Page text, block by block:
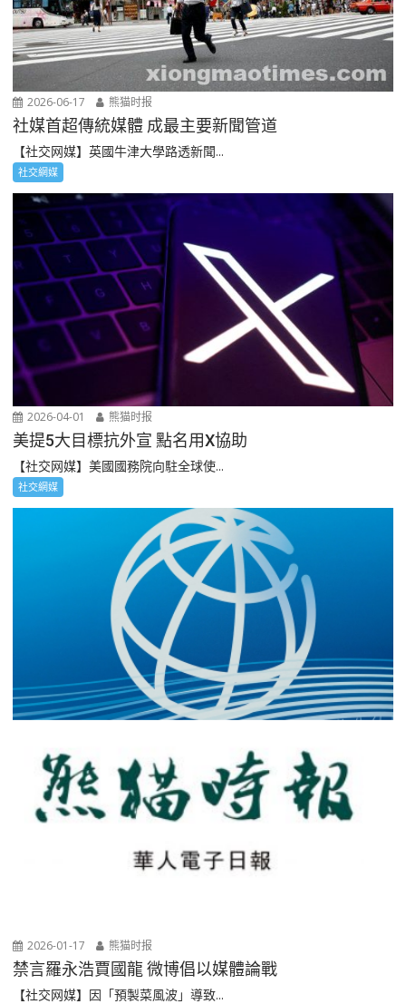
2026-06-17 熊猫时报
社媒首超傳統媒體 成最主要新聞管道
【社交网媒】英國牛津大學路透新聞...
社交網媒
2026-04-01 熊猫时报
美提5大目標抗外宣 點名用X協助
【社交网媒】美國國務院向駐全球使...
社交網媒
2026-01-17 熊猫时报
禁言羅永浩賈國龍 微博倡以媒體論戰
【社交网媒】因「預製菜風波」導致...